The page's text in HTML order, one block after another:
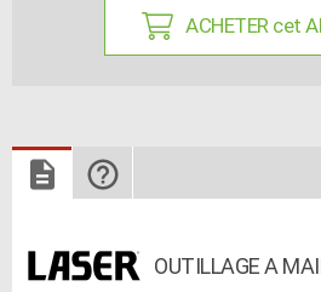
ACHETER cet
OUTILLAGE A